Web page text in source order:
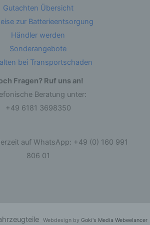
Gutachten Übersicht
zur Batterieentsorgung
Händler werden
Sonderangebote
bei Transportschaden
Fragen? Ruf uns an!
Beratung unter:
+49 6181 3698350
auf WhatsApp: +49 (0) 160 991
806 01
Webdesign by Goki's Media Webeelancer
natürliche Person, deren
Verantwortlichen verarbeitet
ist jeder mit oder ohne Hilfe
solche Vorgangsreihe im
mit personenbezogenen Daten
das Erfassen, die
Verbreitung oder eine
der Bereitstellung, den Abgleich
die Einschränkung, das
der Verarbeitung ist die